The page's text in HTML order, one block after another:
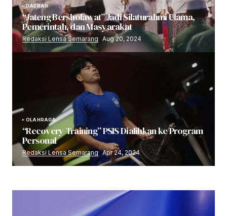
DAERAH
“Jateng Bersholawat” Jadi Silaturahmi Ulama,
Pemerintah, dan Masyarakat
Redaksi Lensa Semarang Aug 20, 2024
OLAHRAGA
“Recovery Training” PSIS Dialihkan ke Program
Personal
Redaksi Lensa Semarang Apr 24, 2024